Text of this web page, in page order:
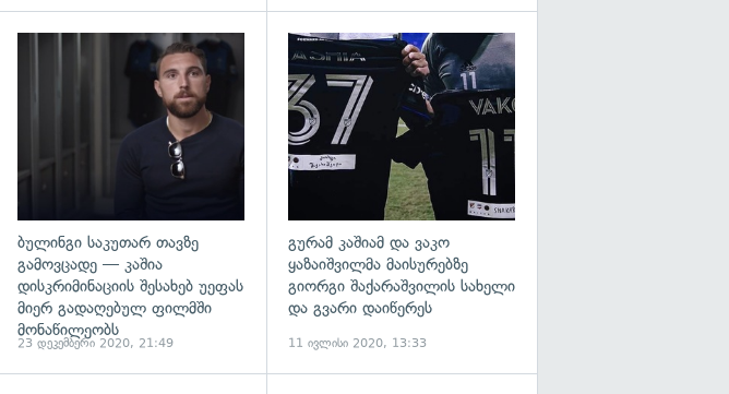
გადახედვა
ბულინგი საკუთარ თავზე
გამოვცადე — კაშია
დისკრიმინაციის შესახებ უეფას
მიერ გადაღებულ ფილმში
მონაწილეობს
23 დეკემბერი 2020, 21:49
გურამ კაშიამ და ვაკო
ყაზაიშვილმა მაისურებზე
გიორგი შაქარაშვილის სახელი
და გვარი დაიწერეს
11 ივლისი 2020, 13:33